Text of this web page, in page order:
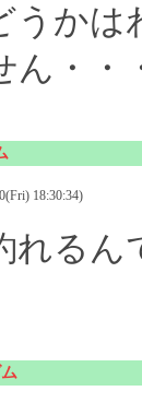
うか
ん・・
18:30:34)
れるん